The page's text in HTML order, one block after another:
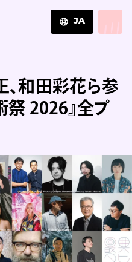
JA
ZH
、和田彩花ら参
祭 2026』全プ